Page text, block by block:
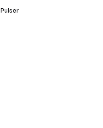
Pulser